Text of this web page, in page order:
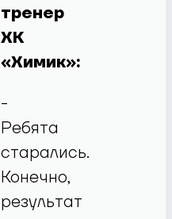
тренер
ХК
«Химик»:
-
Ребята
старались.
Конечно,
результат